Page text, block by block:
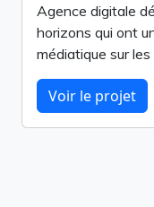
Agence digitale
horizons qui ont
médiatique sur
Voir le projet